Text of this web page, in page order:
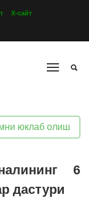
Х-сайт
юклаб олиш
6
дастури